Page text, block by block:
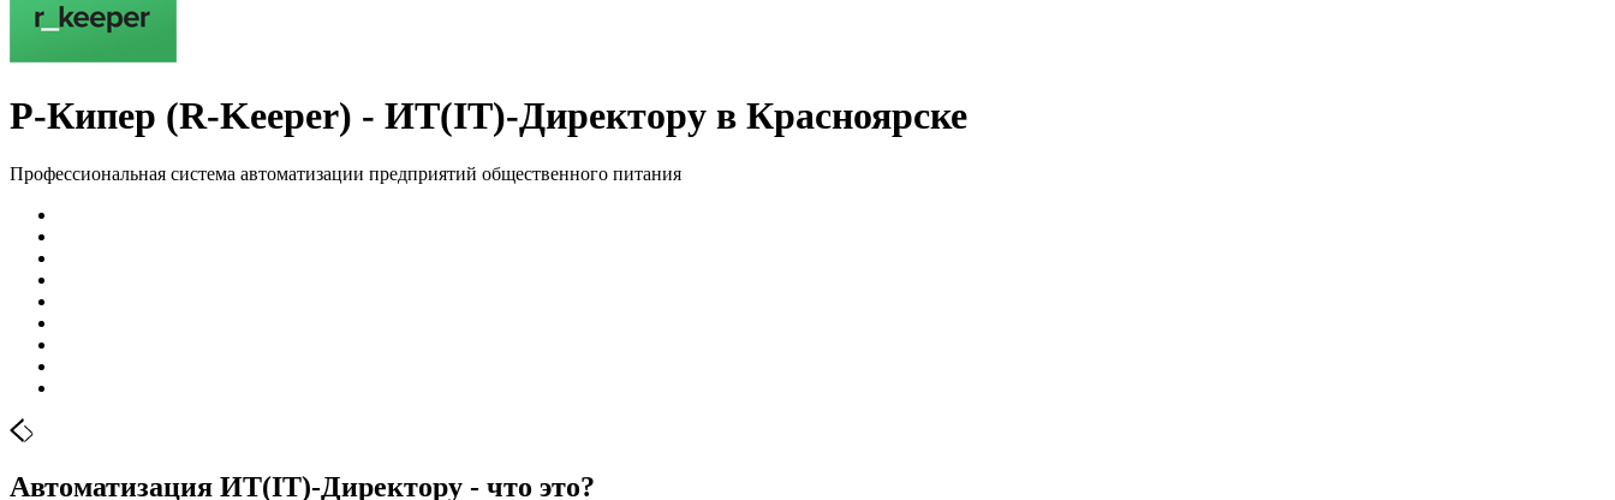
Р-Кипер (R-Keeper) - ИТ(IT)-Директору в Красноярске
Профессиональная система автоматизации предприятий общественного питания
Автоматизация ИТ(IT)-Директору - что это?